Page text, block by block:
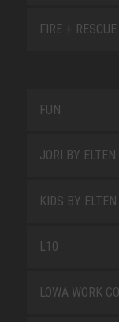
FIRE + RESCUE
FUN
JORI BY ELTEN
KIDS BY ELTEN
L10
LOWA WORK